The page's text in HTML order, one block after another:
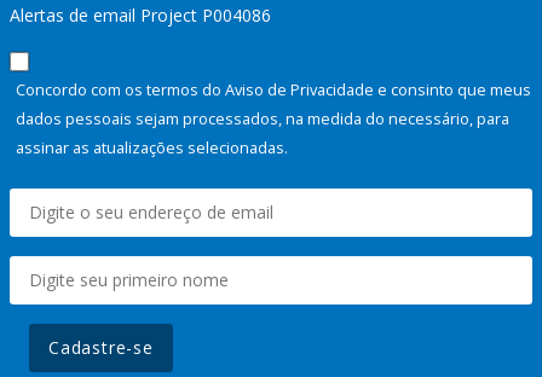
Alertas de email Project P004086
Concordo com os termos do Aviso de Privacidade e consinto que meus
dados pessoais sejam processados, na medida do necessário, para
assinar as atualizações selecionadas.
Cadastre-se